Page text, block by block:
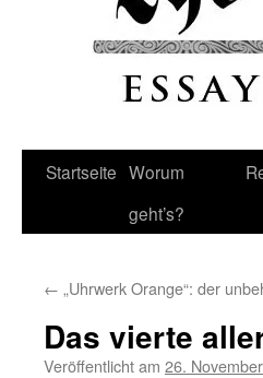
Startseite Worum
geht’s?
← „Uhrwerk Orange“: der
Das vierte
Veröffentlicht am 26.